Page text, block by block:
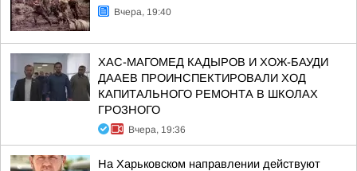
Вчера, 19:40
ХАС-МАГОМЕД КАДЫРОВ И ХОЖ-БАУДИ
ДААЕВ ПРОИНСПЕКТИРОВАЛИ ХОД
КАПИТАЛЬНОГО РЕМОНТА В ШКОЛАХ
ГРОЗНОГО
Вчера, 19:36
На Харьковском направлении действуют